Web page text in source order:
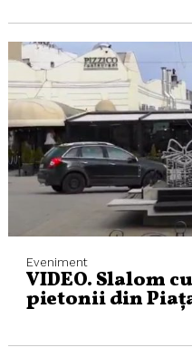
Eveniment
VIDEO. Slalom
pietonii din